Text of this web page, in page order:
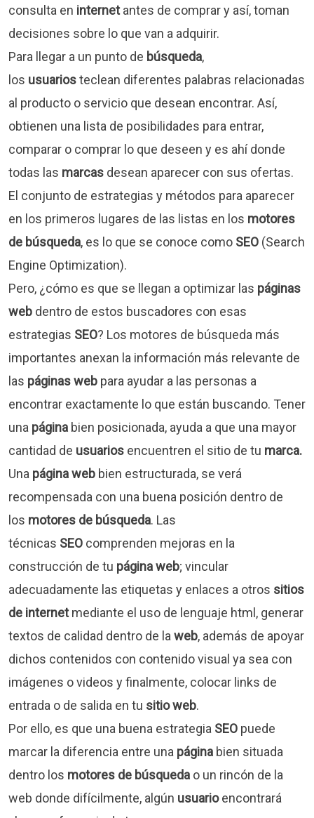
consulta en internetantes de comprar y así, toman
decisiones sobre lo que van a adquirir.
Para llegar a un punto de búsqueda,
los usuariosteclean diferentes palabras relacionadas
al producto o servicio que desean encontrar. Así,
obtienen una lista de posibilidades para entrar,
comparar o comprar lo que deseen y es ahí donde
todas las marcas desean aparecer con sus ofertas.
El conjunto de estrategias y métodos para aparecer
en los primeros lugares de las listas en los motores
de búsqueda, es lo que se conoce como SEO (Search
Engine Optimization).
Pero, ¿cómo es que se llegan a optimizar las páginas
web dentro de estos buscadores con esas
estrategias SEO? Los motores de búsqueda más
importantes anexan la información más relevante de
las páginas web para ayudar a las personas a
encontrar exactamente lo que están buscando. Tener
una página bien posicionada, ayuda a que una mayor
cantidad de usuarios encuentren el sitio de tu marca.
Una página web bien estructurada, se verá
recompensada con una buena posición dentro de
los motores de búsqueda. Las
técnicas SEO comprenden mejoras en la
construcción de tu página web; vincular
adecuadamente las etiquetas y enlaces a otros sitios
de internetmediante el uso de lenguaje html, generar
textos de calidad dentro de la web, además de apoyar
dichos contenidos con contenido visual ya sea con
imágenes o videos y finalmente, colocar links de
entrada o de salida en tu sitio web.
Por ello, es que una buena estrategia SEO puede
marcar la diferencia entre una página bien situada
dentro los motores de búsqueda o un rincón de la
web donde difícilmente, algún usuarioencontrará